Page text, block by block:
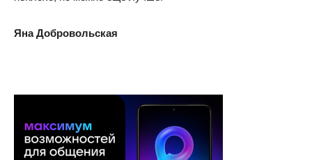
Яна Добровольская